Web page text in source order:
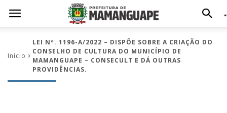
Início
LEI Nº. 1196-A/2022 – DISPÕE SOBRE A CRIAÇÃO DO
CONSELHO DE CULTURA DO MUNICÍPIO DE
MAMANGUAPE – CONSECULT E DÁ OUTRAS
PROVIDÊNCIAS.